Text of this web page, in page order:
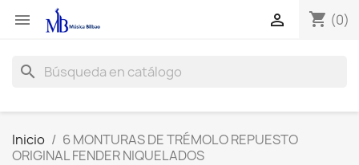
 shopping_cart (0)

search
Inicio
6 MONTURAS DE TRÉMOLO REPUESTO
ORIGINAL FENDER NIQUELADOS